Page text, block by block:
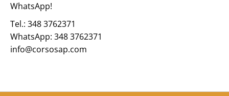
WhatsApp!
Tel.: 348 3762371
WhatsApp: 348 3762371
info@corsosap.com